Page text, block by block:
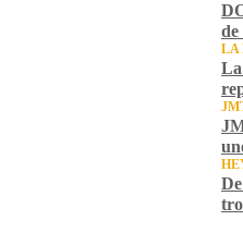
de
LA
La